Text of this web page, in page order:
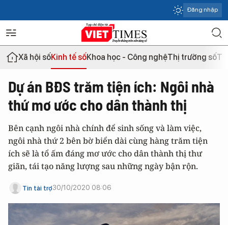
Đăng nhập
Xã hội sốKinh tế sốKhoa học - Công nghệThị trường số
Dự án BĐS trăm tiện ích: Ngôi nhà
thứ mơ ước cho dân thành thị
Bên cạnh ngôi nhà chính để sinh sống và làm việc,
ngôi nhà thứ 2 bên bờ biển dài cùng hàng trăm tiện
ích sẽ là tổ ấm đáng mơ ước cho dân thành thị thư
giãn, tái tạo năng lượng sau những ngày bận rộn.
Tin tài trợ30/10/2020 08:06